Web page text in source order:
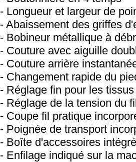
- Longueur et largeur de
- Abaissement des griffes
- Bobineur métallique à
- Couture avec aiguille
- Couture arrière
- Changement rapide du
- Réglage fin pour les
- Réglage de la tension du
- Coupe fil pratique
- Poignée de transport
- Boîte d'accessoires
- Enfilage indiqué sur la